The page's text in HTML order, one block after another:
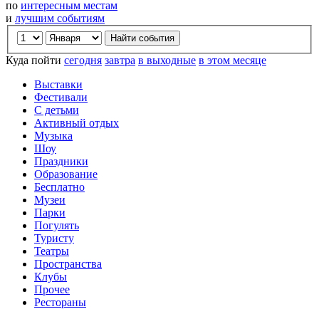
по интересным местам
и лучшим событиям
Куда пойти сегодня завтра в выходные в этом месяце
Выставки
Фестивали
С детьми
Активный отдых
Музыка
Шоу
Праздники
Образование
Бесплатно
Музеи
Парки
Погулять
Туристу
Театры
Пространства
Клубы
Прочее
Рестораны